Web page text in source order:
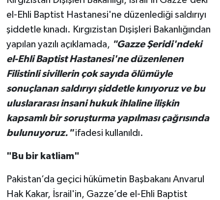
el-Ehli Baptist Hastanesi'ne düzenlediği saldırıyı
şiddetle kınadı. Kırgızistan Dışişleri Bakanlığından
yapılan yazılı açıklamada, "Gazze Şeridi'ndeki
el-Ehli Baptist Hastanesi'ne düzenlenen
Filistinli sivillerin çok sayıda ölümüyle
sonuçlanan saldırıyı şiddetle kınıyoruz ve bu
uluslararası insani hukuk ihlaline ilişkin
kapsamlı bir soruşturma yapılması çağrısında
bulunuyoruz."ifadesi kullanıldı.
"Bu bir katliam"
Pakistan’da geçici hükümetin Başbakanı Anvarul
Hak Kakar, İsrail'in, Gazze’de el-Ehli Baptist